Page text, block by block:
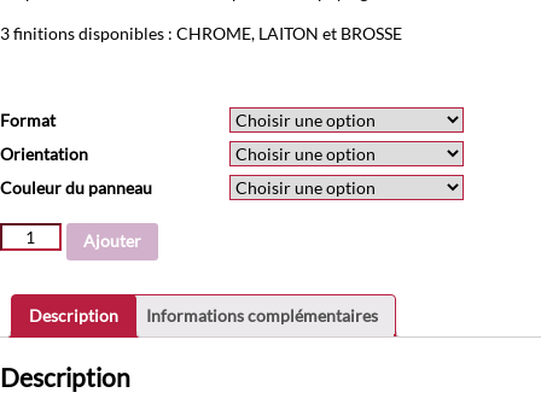
3 finitions disponibles : CHROME, LAITON et BROSSE
Format
Orientation
Couleur du panneau
quantité
d'information
aluminium
Traditionnelle
Ajouter
Description Informations complémentaires
Description